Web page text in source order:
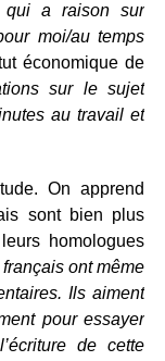
qui a raison sur
moi/au temps
économique de
sur le sujet
au travail et
On apprend
sont bien plus
homologues
ont même
Ils aiment
pour essayer
de cette